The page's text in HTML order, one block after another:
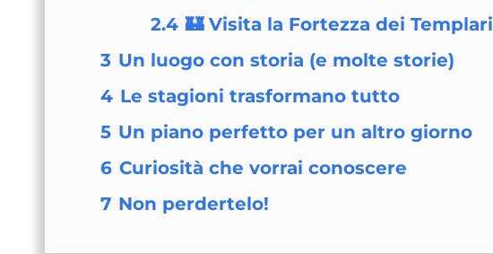
2.4 🏰 Visita la Fortezza dei Templari
3 Un luogo con storia (e molte storie)
4 Le stagioni trasformano tutto
5 Un piano perfetto per un altro giorno
6 Curiosità che vorrai conoscere
7 Non perdertelo!